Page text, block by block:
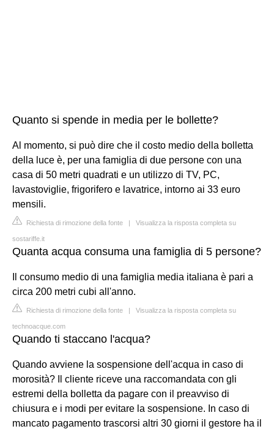
Quanto si spende in media per le bollette?
Al momento, si può dire che il costo medio della bolletta
della luce è, per una famiglia di due persone con una
casa di 50 metri quadrati e un utilizzo di TV, PC,
lavastoviglie, frigorifero e lavatrice, intorno ai 33 euro
mensili.
Richiesta di rimozione della fonte | Visualizza la risposta completa su
sostariffe.it
Quanta acqua consuma una famiglia di 5 persone?
Il consumo medio di una famiglia media italiana è pari a
circa 200 metri cubi all'anno.
Richiesta di rimozione della fonte | Visualizza la risposta completa su
technoacque.com
Quando ti staccano l'acqua?
Quando avviene la sospensione dell'acqua in caso di
morosità? Il cliente riceve una raccomandata con gli
estremi della bolletta da pagare con il preavviso di
chiusura e i modi per evitare la sospensione. In caso di
mancato pagamento trascorsi altri 30 giorni il gestore ha il